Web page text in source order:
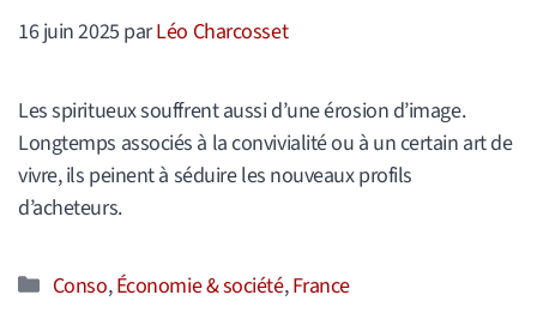
16 juin 2025 parLéo Charcosset
Les spiritueux souffrent aussi d’une érosion d’image.
Longtemps associés à la convivialité ou à un certain art de
vivre, ils peinent à séduire les nouveaux profils
d’acheteurs.
Catégories
Conso,Économie & société,France